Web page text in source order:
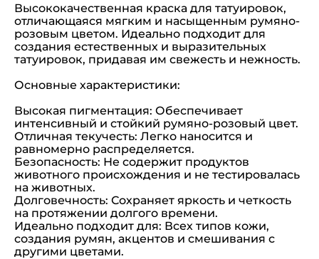
Высококачественная краска для татуировок,
отличающаяся мягким и насыщенным румяно-
розовым цветом. Идеально подходит для
создания естественных и выразительных
татуировок, придавая им свежесть и нежность.
Основные характеристики:
Высокая пигментация: Обеспечивает
интенсивный и стойкий румяно-розовый цвет.
Отличная текучесть: Легко наносится и
равномерно распределяется.
Безопасность: Не содержит продуктов
животного происхождения и не тестировалась
на животных.
Долговечность: Сохраняет яркость и четкость
на протяжении долгого времени.
Идеально подходит для: Всех типов кожи,
создания румян, акцентов и смешивания с
другими цветами.